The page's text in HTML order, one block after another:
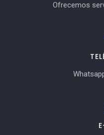
Ofrecemos